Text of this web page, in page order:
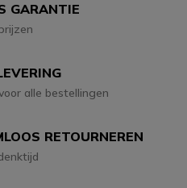
GARANTIE
alle bestellingen
RETOURNEREN